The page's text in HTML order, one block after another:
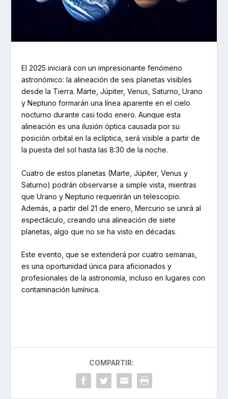
El 2025 iniciará con un impresionante fenómeno
astronómico: la alineación de seis planetas visibles
desde la Tierra. Marte, Júpiter, Venus, Saturno, Urano
y Neptuno formarán una línea aparente en el cielo
nocturno durante casi todo enero. Aunque esta
alineación es una ilusión óptica causada por su
posición orbital en la eclíptica, será visible a partir de
la puesta del sol hasta las 8:30 de la noche.
Cuatro de estos planetas (Marte, Júpiter, Venus y
Saturno) podrán observarse a simple vista, mientras
que Urano y Neptuno requerirán un telescopio.
Además, a partir del 21 de enero, Mercurio se unirá al
espectáculo, creando una alineación de siete
planetas, algo que no se ha visto en décadas.
Este evento, que se extenderá por cuatro semanas,
es una oportunidad única para aficionados y
profesionales de la astronomía, incluso en lugares con
contaminación lumínica.
COMPARTIR: